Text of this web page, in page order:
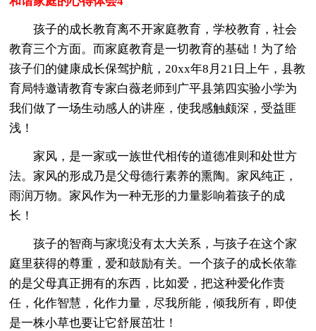
孩子的成长教育离不开家庭教育，学校教育，社会
教育三个方面。而家庭教育是一切教育的基础！为了给
孩子们的健康成长保驾护航，20xx年8月21日上午，县教
育局特邀请教育专家白薇老师到广平县第四实验小学为
我们做了一场生动感人的讲座，使我感触颇深，受益匪
浅！
家风，是一家或一族世代相传的道德准则和处世方
法。家风的形成乃是父母德行素养的熏陶。家风纯正，
雨润万物。家风作为一种无形的力量影响着孩子的成
长！
孩子的智商与家境没有太大关系，与孩子在这个家
庭里获得的尊重，爱和鼓励有关。一个孩子的成长依靠
的是父母真正拥有的东西，比如爱，把这种爱化作责
任，化作智慧，化作力量，尽我所能，倾我所有，即使
是一株小草也要让它舒展茁壮！